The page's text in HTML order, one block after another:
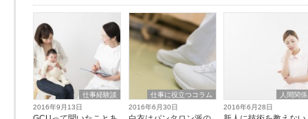
仕事経験談
2016年9月13日
仕事に役立つコラム
2016年6月30日
人間関係
2016年6月28日